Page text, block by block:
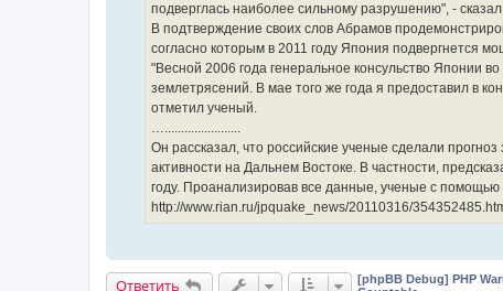
подверглась наиболее сильному разрушению", - сказал
В подтверждение своих слов Абрамов
согласно которым в 2011 году Япония подвергнется
"Весной 2006 года генеральное консульство Японии
землетрясений. В мае того же года я предоставил в
отметил ученый.
….......................
Он рассказал, что российские ученые сделали
активности на Дальнем Востоке. В частности,
году. Проанализировав все данные, ученые с
http://www.rian.ru/jpquake_news/20110316/
Ответить [phpBB Debug] PHP